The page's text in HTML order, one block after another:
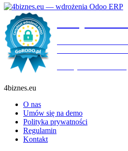
4biznes.eu
O nas
Umów się na demo
Polityka prywatności
Regulamin
Kontakt